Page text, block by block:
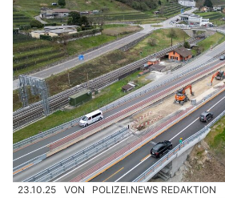
23.10.25 VON POLIZEI.NEWS REDAKTION